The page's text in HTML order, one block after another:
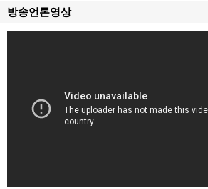
방송언론영상